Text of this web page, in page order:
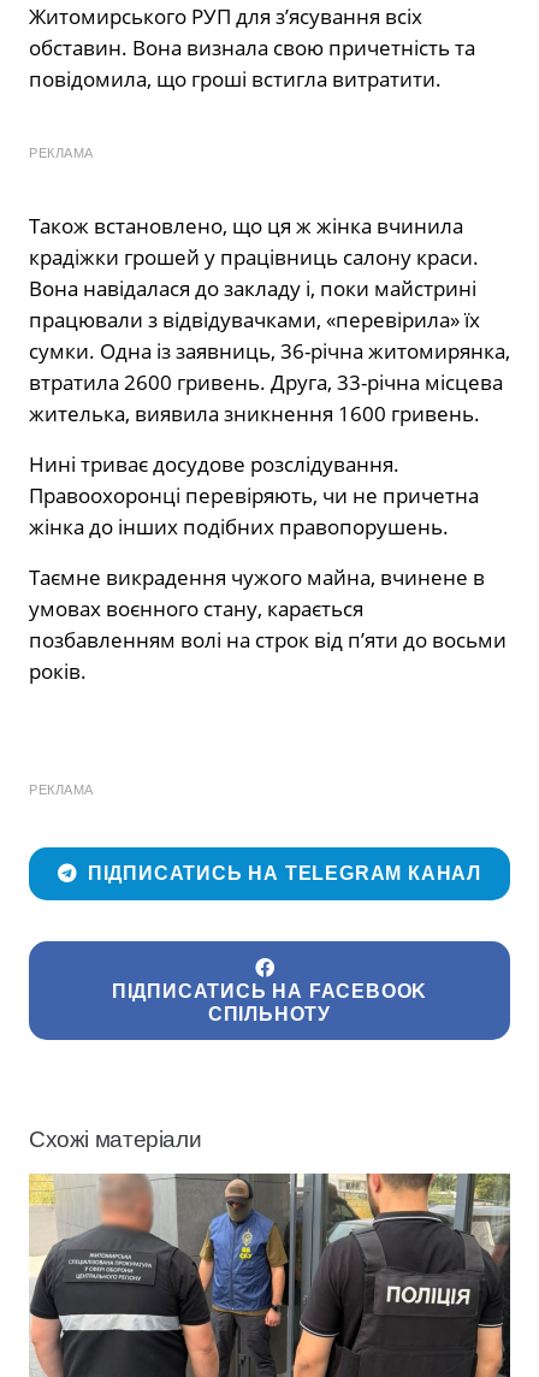
Житомирського РУП для з’ясування всіх
обставин. Вона визнала свою причетність та
повідомила, що гроші встигла витратити.
РЕКЛАМА
Також встановлено, що ця ж жінка вчинила
крадіжки грошей у працівниць салону краси.
Вона навідалася до закладу і, поки майстрині
працювали з відвідувачками, «перевірила» їх
сумки. Одна із заявниць, 36-річна житомирянка,
втратила 2600 гривень. Друга, 33-річна місцева
жителька, виявила зникнення 1600 гривень.
Нині триває досудове розслідування.
Правоохоронці перевіряють, чи не причетна
жінка до інших подібних правопорушень.
Таємне викрадення чужого майна, вчинене в
умовах воєнного стану, карається
позбавленням волі на строк від п’яти до восьми
років.
РЕКЛАМА
ПІДПИСАТИСЬ НА TELEGRAM КАНАЛ
ПІДПИСАТИСЬ НА FACEBOOK
СПІЛЬНОТУ
Схожі матеріали